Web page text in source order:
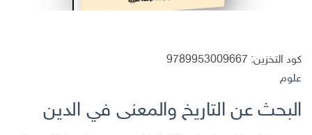
كود التخزين: 9789953009667
علوم
البحث عن التاريخ والمعنى في الدين